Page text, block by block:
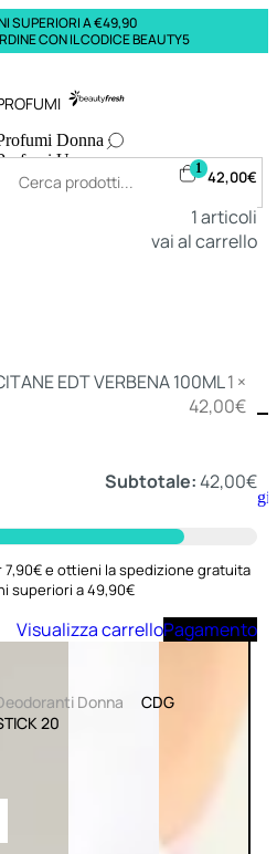
SUPERIORI A €49,90
CON IL CODICE BEAUTY5
Donna
Uomo
Deodoranti Donna
Deo
Aggiungi
1 42,00€
1articoli
vai al carrello
EDT VERBENA 100ML1 ×
42,00€
Subtotale:42,00€
e ottieni la spedizione gratuita
superiori a 49,90€
Visualizza carrelloPagamento
Donna
CDG
20